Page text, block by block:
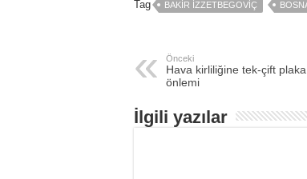
Tag BAKIR İZZETBEGOVIÇ
Önceki
Hava kirliliğine tek-çift plaka
önlemi
İlgili yazılar